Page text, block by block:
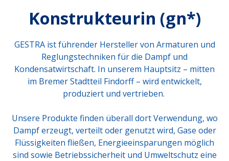
Konstrukteurin (gn*)
GESTRA ist führender Hersteller von Armaturen und
Reglungstechniken für die Dampf und
Kondensatwirtschaft. In unserem Hauptsitz – mitten
im Bremer Stadtteil Findorff – wird entwickelt,
produziert und vertrieben.
Unsere Produkte finden überall dort Verwendung, wo
Dampf erzeugt, verteilt oder genutzt wird, Gase oder
Flüssigkeiten fließen, Energieeinsparungen möglich
sind sowie Betriebssicherheit und Umweltschutz eine